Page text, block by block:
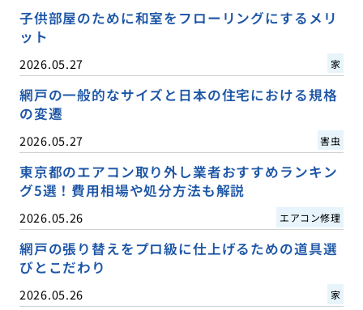
子供部屋のために和室をフローリングにするメリ
ット
2026.05.27 家
網戸の一般的なサイズと日本の住宅における規格
の変遷
2026.05.27 害虫
東京都のエアコン取り外し業者おすすめランキン
グ5選！費用相場や処分方法も解説
2026.05.26 エアコン修理
網戸の張り替えをプロ級に仕上げるための道具選
びとこだわり
2026.05.26 家